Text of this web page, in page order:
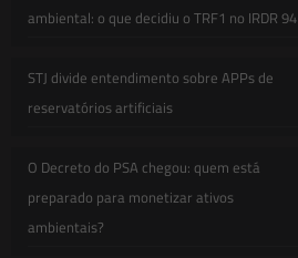
ambiental: o que decidiu o TRF1 no IRDR 94
STJ divide entendimento sobre APPs de
reservatórios artificiais
O Decreto do PSA chegou: quem está
preparado para monetizar ativos
ambientais?